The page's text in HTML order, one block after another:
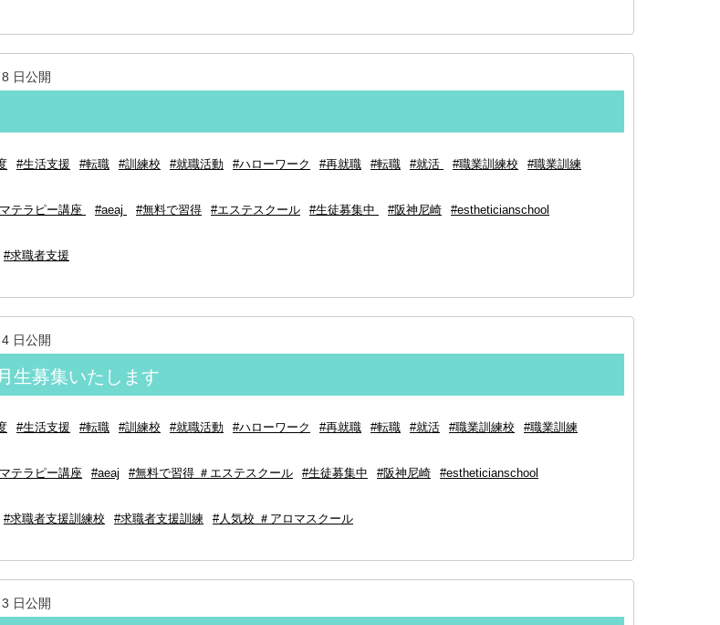
日公開
#生活支援 #転職 #訓練校 #就職活動 #ハローワーク #再就職 #転職 #就活 #職業訓練校 #職業訓練
テラピー講座 #aeaj #無料で習得 #エステスクール #生徒募集中 #阪神尼崎 #estheticianschool
#求職者支援
日公開
生募集いたします
#生活支援 #転職 #訓練校 #就職活動 #ハローワーク #再就職 #転職 #就活 #職業訓練校 #職業訓練
テラピー講座 #aeaj #無料で習得 ＃エステスクール #生徒募集中 #阪神尼崎 #estheticianschool
#求職者支援訓練校 #求職者支援訓練 #人気校 ＃アロマスクール
日公開